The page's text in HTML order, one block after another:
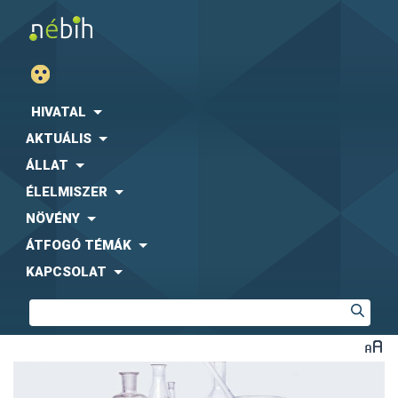
HIVATAL
AKTUÁLIS
ÁLLAT
ÉLELMISZER
NÖVÉNY
ÁTFOGÓ TÉMÁK
KAPCSOLAT